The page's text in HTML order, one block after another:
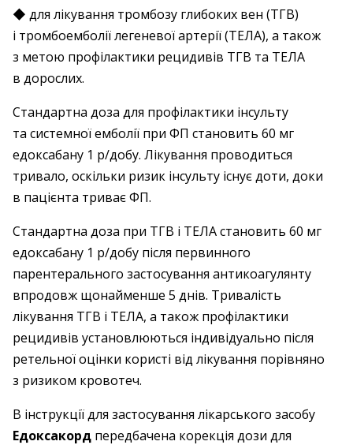
◆ для лікування тромбозу глибоких вен (ТГВ)
і тромбоемболії легеневої артерії (ТЕЛА), а також
з метою профілактики рецидивів ТГВ та ТЕЛА
в дорослих.
Стандартна доза для профілактики інсульту
та системної емболії при ФП становить 60 мг
едоксабану 1 р/добу. Лікування проводиться
тривало, оскільки ризик інсульту існує доти, доки
в пацієнта триває ФП.
Стандартна доза при ТГВ і ТЕЛА становить 60 мг
едоксабану 1 р/добу після первинного
парентерального застосування антикоагулянту
впродовж щонайменше 5 днів. Тривалість
лікування ТГВ і ТЕЛА, а також профілактики
рецидивів установлюються індивідуально після
ретельної оцінки користі від лікування порівняно
з ризиком кровотеч.
В інструкції для застосування лікарського засобу
Едоксакорд передбачена корекція дози для